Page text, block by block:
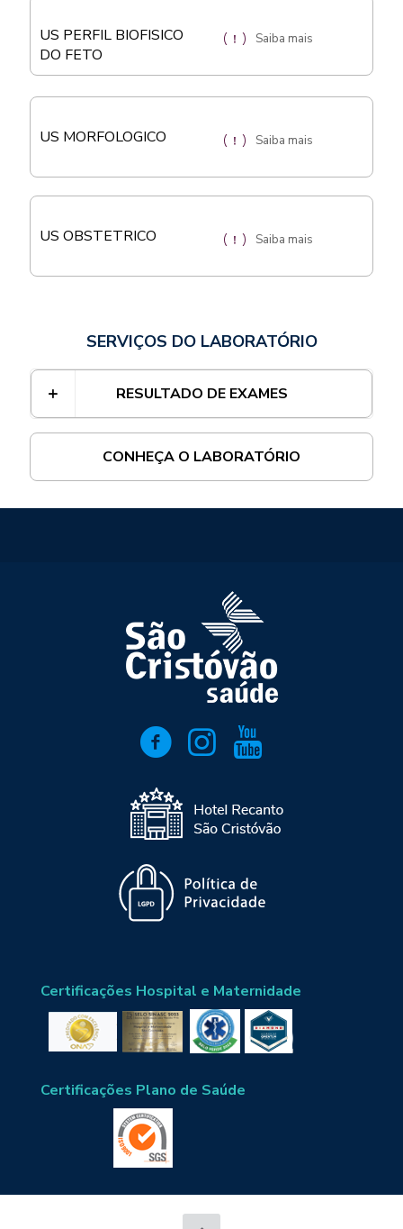
US PERFIL BIOFISICO
DO FETO
Saiba mais
US MORFOLOGICO Saiba mais
US OBSTETRICO Saiba mais
SERVIÇOS DO LABORATÓRIO
RESULTADO DE EXAMES
CONHEÇA O LABORATÓRIO
Certificações Hospital e Maternidade
Certificações Plano de Saúde